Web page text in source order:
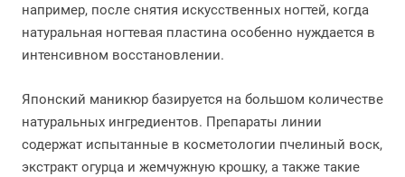
например, после снятия искусственных ногтей, когда
натуральная ногтевая пластина особенно нуждается в
интенсивном восстановлении.
Японский маникюр базируется на большом количестве
натуральных ингредиентов. Препараты линии
содержат испытанные в косметологии пчелиный воск,
экстракт огурца и жемчужную крошку, а также такие